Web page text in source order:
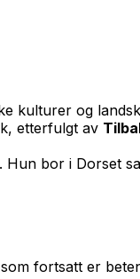
kulturer og
etterfulgt av
bor i Dorset
fortsatt er